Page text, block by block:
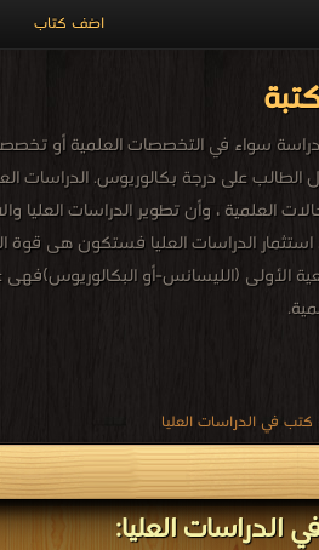
اضف كتاب
سواء في التخصصات العلمية أو
الطالب على درجة بكالوريوس.
، وأن تطوير الدراسات العليا
الدراسات العليا فستكون هى قوة
الأولى (الليسانس-أو
كتب في الدراسات العليا
الدراسات العليا: